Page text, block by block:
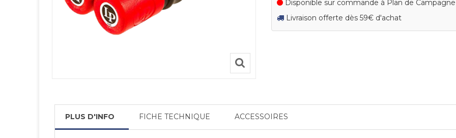
Disponible sur commande à Plan de
Livraison offerte dès 59€ d'achat
PLUS D'INFO FICHE TECHNIQUE ACCESSOIRES